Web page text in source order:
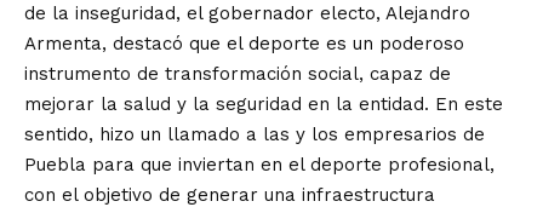
de la inseguridad, el gobernador electo, Alejandro
Armenta, destacó que el deporte es un poderoso
instrumento de transformación social, capaz de
mejorar la salud y la seguridad en la entidad. En este
sentido, hizo un llamado a las y los empresarios de
Puebla para que inviertan en el deporte profesional,
con el objetivo de generar una infraestructura